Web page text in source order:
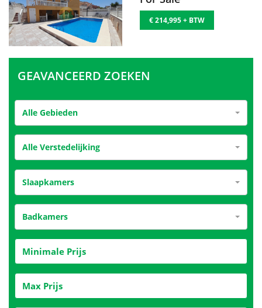
€ 214,995 + BTW
GEAVANCEERD ZOEKEN
Alle Gebieden
Alle Verstedelijking
Slaapkamers
Badkamers